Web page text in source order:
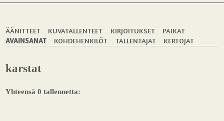
ÄÄNITTEET KUVATALLENTEET KIRJOITUKSET
PAIKAT
AVAINSANAT
KOHDEHENKILÖT TALLENTAJAT KERTOJAT
karstat
Yhteensä 0 tallennetta: